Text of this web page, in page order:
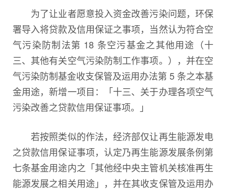
为了让业者愿意投入资金改善污染问题，环保
署导入将贷款及信用保证之事项，当然认为符合空
气污染防制法第 18 条空污基金之其他用途（十
三、其他有关空气污染防制工作事项。），并在空
气污染防制基金收支保管及运用办法第 5 条之本基
金用途，新增一项目：「十三、关于办理各项空气
污染改善之贷款信用保证事项。」
若按照类似的作法，经济部仅让再生能源发电
之贷款信用保证事项，认定乃再生能源发展条例第
七条基金用途内之「其他经中央主管机关核准再生
能源发展之相关用途」，并在其收支保管及运用办